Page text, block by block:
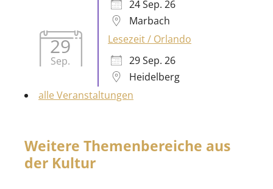
29 Sep. 26
Heidelberg
alle Veranstaltungen
Weitere Themenbereiche aus